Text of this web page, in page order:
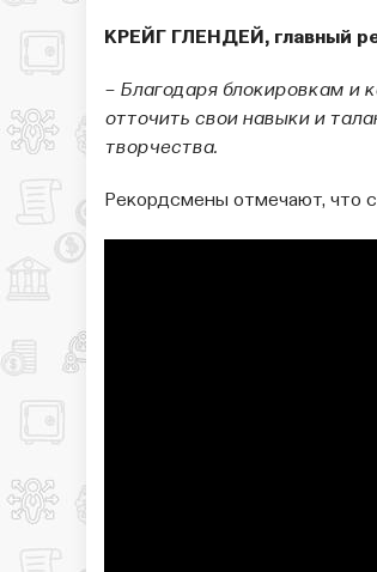
КРЕЙГ ГЛЕНДЕЙ, главный
– Благодаря блокировкам и
отточить свои навыки и
творчества.
Рекордсмены отмечают, что